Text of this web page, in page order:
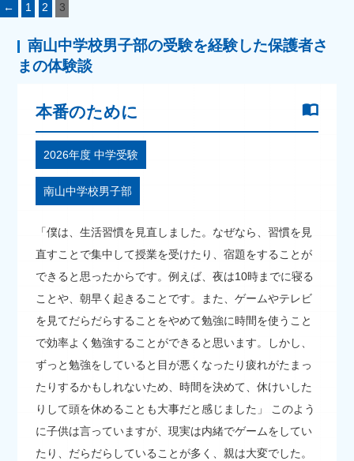
← 1 2 3
南山中学校男子部の受験を経験した保護者さ
まの体験談
本番のために
2026年度 中学受験
南山中学校男子部
「僕は、生活習慣を見直しました。なぜなら、習慣を見
直すことで集中して授業を受けたり、宿題をすることが
できると思ったからです。例えば、夜は10時までに寝る
ことや、朝早く起きることです。また、ゲームやテレビ
を見てだらだらすることをやめて勉強に時間を使うこと
で効率よく勉強することができると思います。しかし、
ずっと勉強をしていると目が悪くなったり疲れがたまっ
たりするかもしれないため、時間を決めて、休けいした
りして頭を休めることも大事だと感じました」 このよう
に子供は言っていますが、現実は内緒でゲームをしてい
たり、だらだらしていることが多く、親は大変でした。